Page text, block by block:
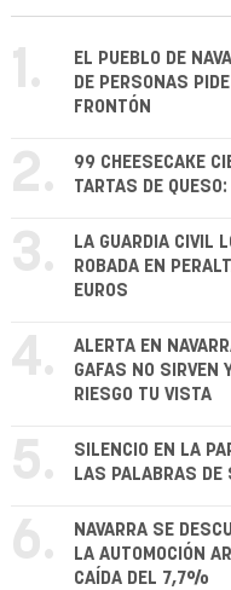
1.
EL PUEBLO DE
DE PERSONAS
FRONTÓN
2.
99 CHEESECAKE
TARTAS DE
3.
LA GUARDIA CIVIL
ROBADA EN
EUROS
4.
ALERTA EN
GAFAS NO SIRVEN
RIESGO TU VISTA
5.
SILENCIO EN LA
LAS PALABRAS DE
6.
NAVARRA SE
LA AUTOMOCIÓN
CAÍDA DEL 7,7%